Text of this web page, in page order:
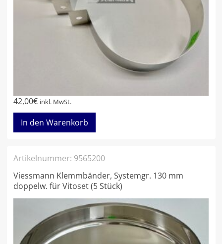
42,00€ inkl. MwSt.
In den Warenkorb
Artikelnummer: 9565200
Viessmann Klemmbänder, Systemgr. 130 mm
doppelw. für Vitoset (5 Stück)